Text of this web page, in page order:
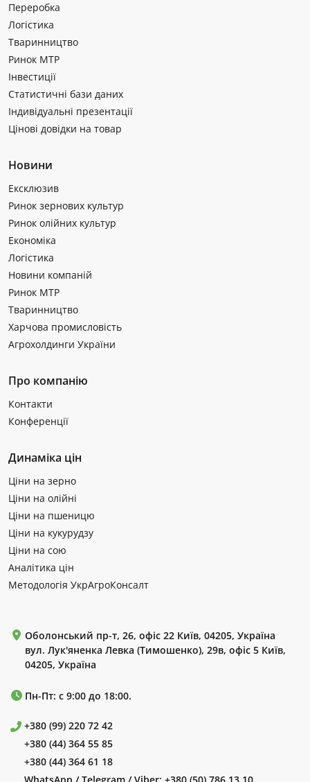
Переробка
Логістика
Тваринництво
Ринок МТР
Інвестиції
Статистичні бази даних
Індивідуальні презентації
Цінові довідки на товар
Новини
Ексклюзив
Ринок зернових культур
Ринок олійних культур
Економіка
Логістика
Новини компаній
Ринок МТР
Тваринництво
Харчова промисловість
Агрохолдинги України
Про компанію
Контакти
Конференції
Динаміка цін
Ціни на зерно
Ціни на олійні
Ціни на пшеницю
Ціни на кукурудзу
Ціни на сою
Аналітика цін
Методологія УкрАгроКонсалт
Оболонський пр-т, 26, офіс 22 Київ, 04205, Україна
вул. Лук'яненка Левка (Тимошенко), 29в, офіс 5 Київ,
04205, Україна
Пн-Пт: с 9:00 до 18:00.
+380 (99) 220 72 42
+380 (44) 364 55 85
+380 (44) 364 61 18